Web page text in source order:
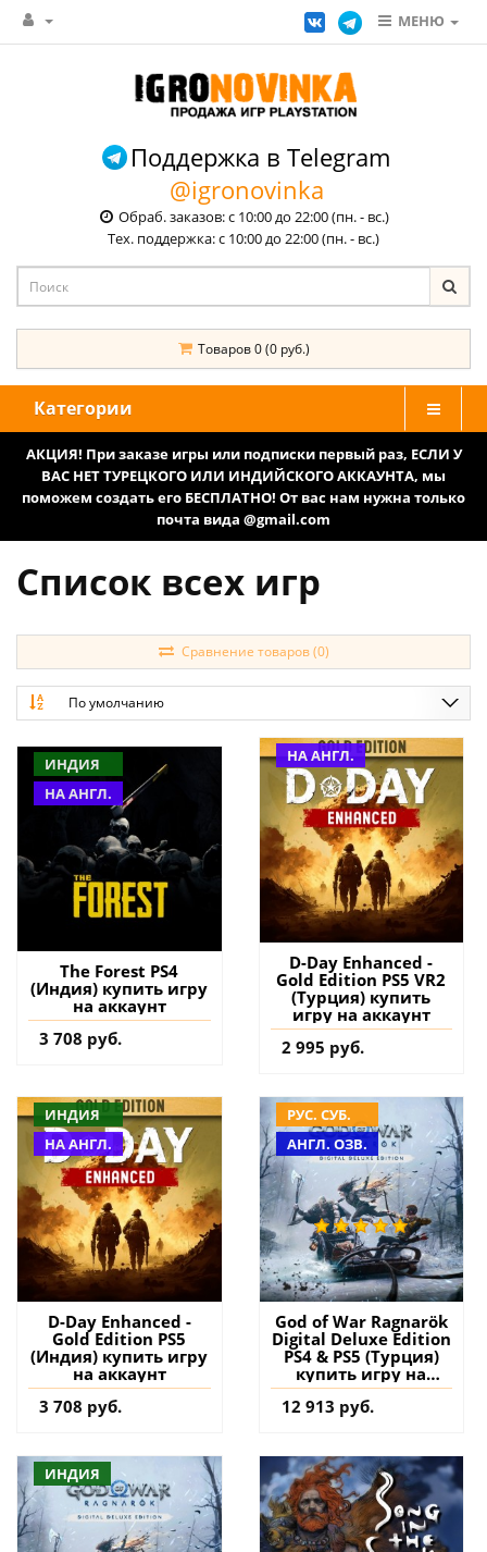
МЕНЮ
Поддержка в Telegram
@igronovinka
Обраб. заказов: с 10:00 до 22:00 (пн. - вс.)
Тех. поддержка: с 10:00 до 22:00 (пн. - вс.)
Товаров 0 (0 руб.)
Категории
АКЦИЯ! При заказе игры или подписки первый раз, ЕСЛИ У
ВАС НЕТ ТУРЕЦКОГО ИЛИ ИНДИЙСКОГО АККАУНТА, мы
поможем создать его БЕСПЛАТНО! От вас нам нужна только
почта вида @gmail.com
Список всех игр
Сравнение товаров (0)
По умолчанию
ИНДИЯ
НА АНГЛ.
The Forest PS4
(Индия) купить игру
на аккаунт
3 708 руб.
НА АНГЛ.
D-Day Enhanced -
Gold Edition PS5 VR2
(Турция) купить
игру на аккаунт
2 995 руб.
ИНДИЯ
НА АНГЛ.
D-Day Enhanced -
Gold Edition PS5
(Индия) купить игру
на аккаунт
3 708 руб.
РУС. СУБ.
АНГЛ. ОЗВ.
God of War Ragnarök
Digital Deluxe Edition
PS4 & PS5 (Турция)
купить игру на
аккаунт
12 913 руб.
ИНДИЯ